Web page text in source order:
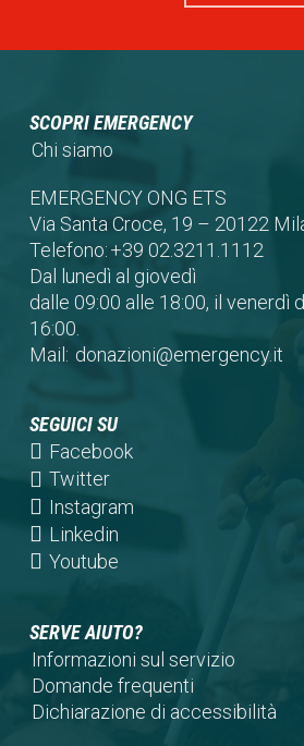
SCOPRI EMERGENCY
Chi siamo
EMERGENCY ONG ETS
Via Santa Croce, 19 – 20122
Telefono:+39 02.3211.1112
Dal lunedì al giovedì
dalle 09:00 alle 18:00, il venerdì
16:00.
Mail: donazioni@emergency.it
SEGUICI SU
Facebook(opens
a
Twitter(opens
in
a
new
Instagram(opens
Linkedin(opens
in
tab)
Youtube(opens
new
tab)
SERVE AIUTO?
Informazioni sul servizio
Domande frequenti
Dichiarazione di accessibilità